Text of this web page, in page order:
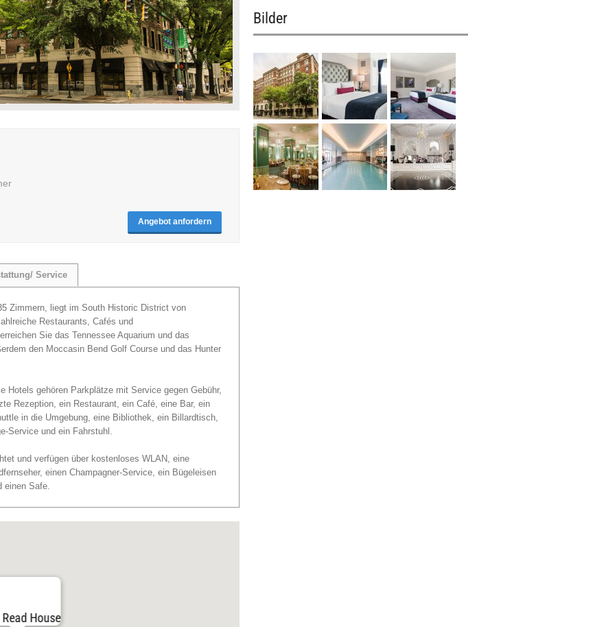
Angebot anfordern
Service
Zimmern, liegt im South Historic District von
Restaurants, Cafés und
Sie das Tennessee Aquarium und das
den Moccasin Bend Golf Course und das Hunter
Hotels gehören Parkplätze mit Service gegen Gebühr,
Rezeption, ein Restaurant, ein Café, eine Bar, ein
in die Umgebung, eine Bibliothek, ein Billardtisch,
Service und ein Fahrstuhl.
und verfügen über kostenloses WLAN, eine
einen Champagner-Service, ein Bügeleisen
einen Safe.
Read House
Bilder